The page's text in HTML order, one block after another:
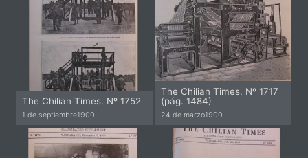
The Chilian Times. Nº 1752
1 de septiembre1900
The Chilian Times. Nº 1717
(pág. 1484)
24 de marzo1900